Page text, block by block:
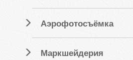
Аэрофотосъёмка
Маркшейдерия